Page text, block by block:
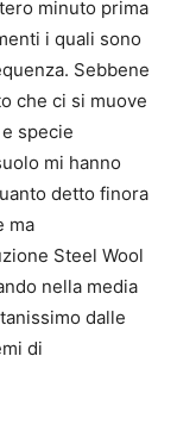
minuto prima
i quali sono
Sebbene
che ci si muove
specie
mi hanno
detto finora
ma
Steel Wool
nella media
dalle
di